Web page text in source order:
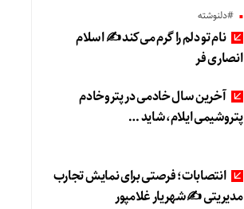
#دلنوشته
نام تو دلم را گرم می‌کند ✍️ اسلام
انصاری فر
آخرین سال خادمی در پتروخادم
پتروشیمی ایلام، شاید …
انتصابات؛ فرصتی برای نمایش تجارب
مدیریتی ✍ شهریار غلامپور